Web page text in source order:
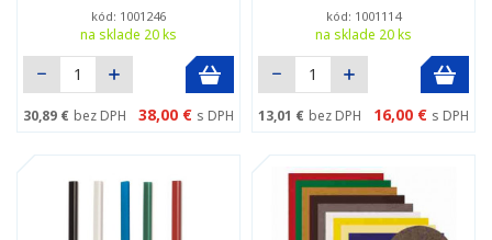
kód: 1001246
na sklade 20 ks
30,89 € bez DPH 38,00 € s DPH
kód: 1001114
na sklade 20 ks
13,01 € bez DPH 16,00 € s DPH